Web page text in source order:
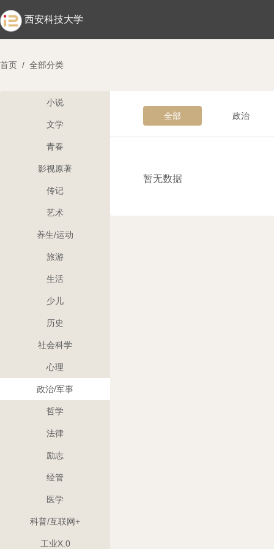
西安科技大学
首页 / 全部分类
小说
文学
青春
影视原著
传记
艺术
养生/运动
旅游
生活
少儿
历史
社会科学
心理
政治/军事
哲学
法律
励志
经管
医学
科普/互联网+
工业X.0
全部 政治
暂无数据